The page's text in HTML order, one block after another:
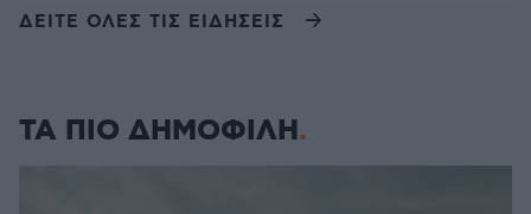
ΔΕΙΤΕ ΟΛΕΣ ΤΙΣ ΕΙΔΗΣΕΙΣ
ΤΑ ΠΙΟ ΔΗΜΟΦΙΛΗ